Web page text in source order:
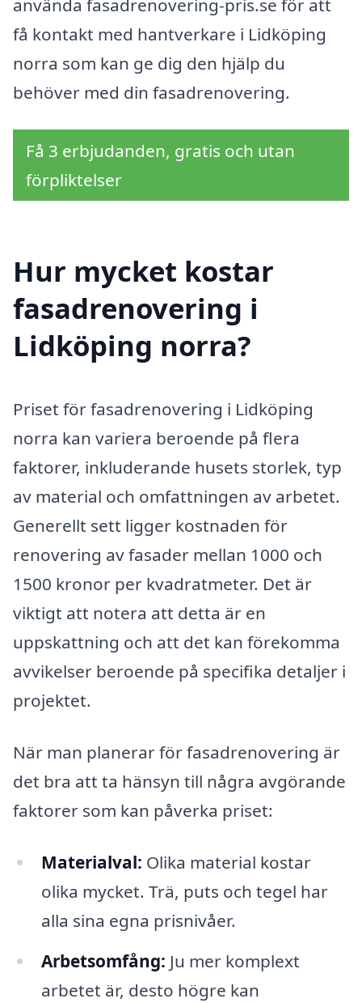
använda fasadrenovering-pris.se för att
få kontakt med hantverkare i Lidköping
norra som kan ge dig den hjälp du
behöver med din fasadrenovering.
Få 3 erbjudanden, gratis och utan
förpliktelser
Hur mycket kostar
fasadrenovering i
Lidköping norra?
Priset för fasadrenovering i Lidköping
norra kan variera beroende på flera
faktorer, inkluderande husets storlek, typ
av material och omfattningen av arbetet.
Generellt sett ligger kostnaden för
renovering av fasader mellan 1000 och
1500 kronor per kvadratmeter. Det är
viktigt att notera att detta är en
uppskattning och att det kan förekomma
avvikelser beroende på specifika detaljer i
projektet.
När man planerar för fasadrenovering är
det bra att ta hänsyn till några avgörande
faktorer som kan påverka priset:
Materialval: Olika material kostar
olika mycket. Trä, puts och tegel har
alla sina egna prisnivåer.
Arbetsomfång: Ju mer komplext
arbetet är, desto högre kan